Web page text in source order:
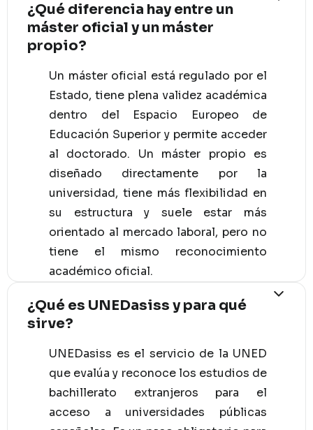
¿Qué diferencia hay entre un
máster oficial y un máster
propio?
Un máster oficial está regulado por el
Estado, tiene plena validez académica
dentro del Espacio Europeo de
Educación Superior y permite acceder
al doctorado. Un máster propio es
diseñado directamente por la
universidad, tiene más flexibilidad en
su estructura y suele estar más
orientado al mercado laboral, pero no
tiene el mismo reconocimiento
académico oficial.
¿Qué es UNEDasiss y para qué
sirve?
UNEDasiss es el servicio de la UNED
que evalúa y reconoce los estudios de
bachillerato extranjeros para el
acceso a universidades públicas